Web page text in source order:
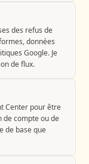
des refus de
données
Google. Je
de flux.
Center pour être
de compte ou de
de base que